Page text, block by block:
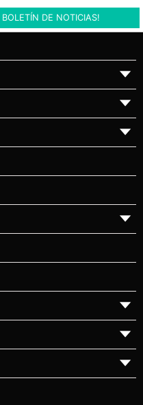
BOLETÍN DE NOTICIAS!
▼
▼
▼
▼
▼
▼
▼